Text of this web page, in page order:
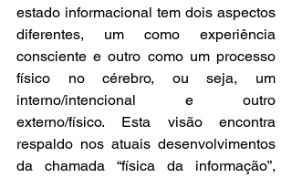
estado informacional tem dois aspectos
diferentes, um como experiência
consciente e outro como um processo
físico no cérebro, ou seja, um
interno/intencional e outro
externo/físico. Esta visão encontra
respaldo nos atuais desenvolvimentos
da chamada “física da informação”,